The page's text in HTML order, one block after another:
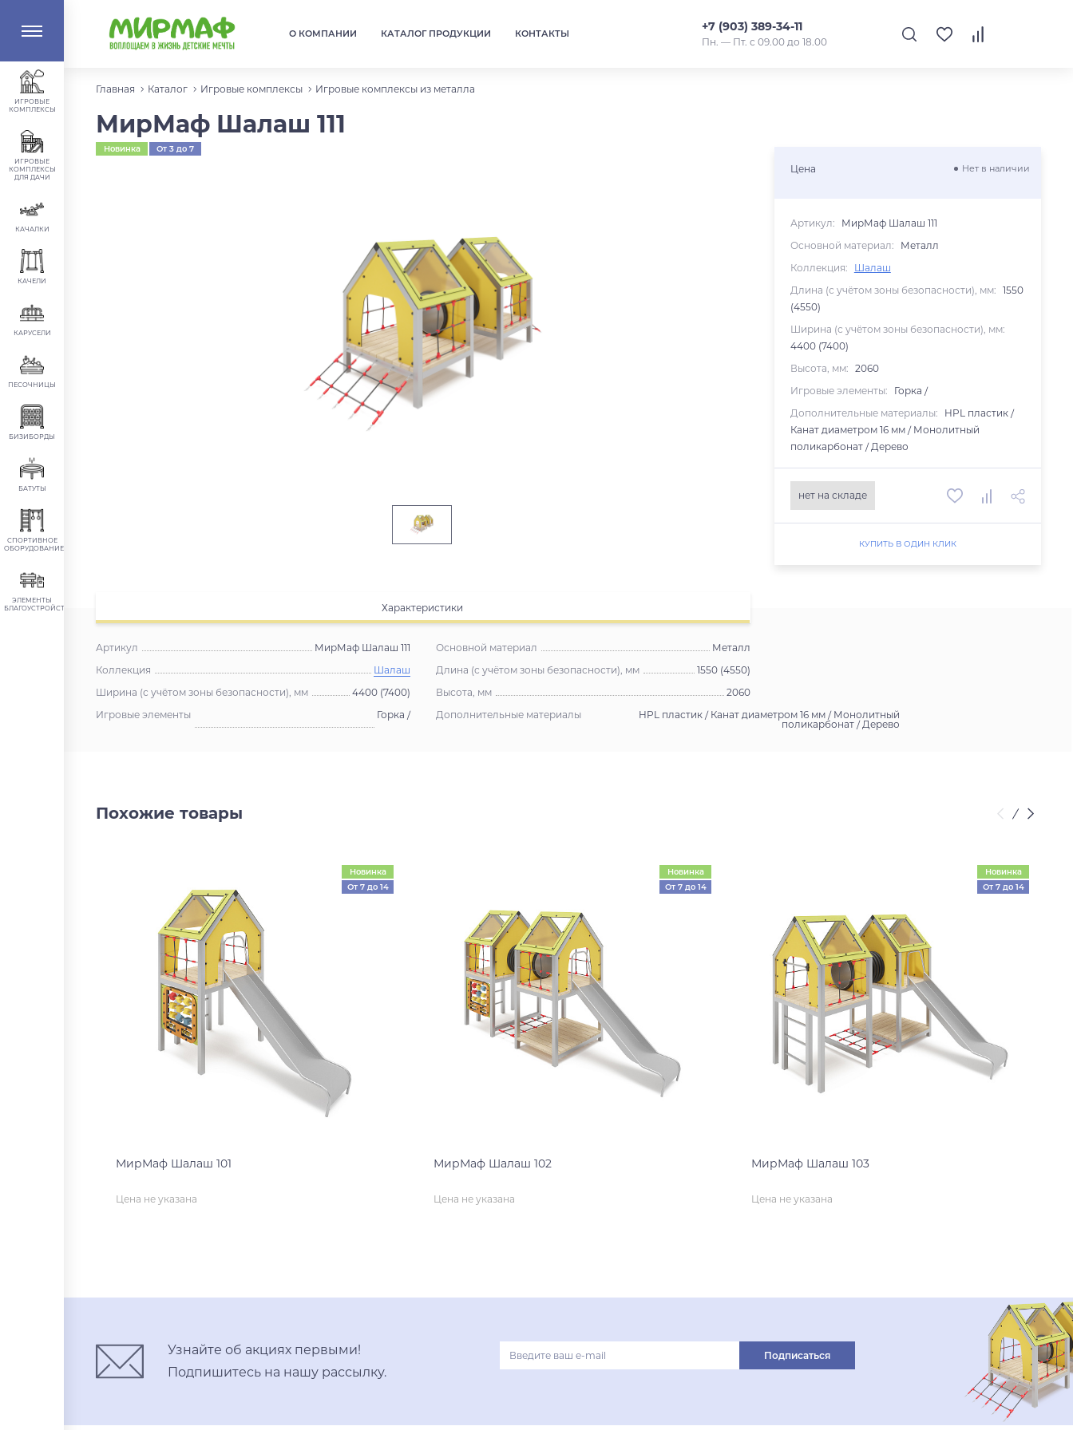
О КОМПАНИИ КАТАЛОГ ПРОДУКЦИИ КОНТАКТЫ +7 (903) 389-34-11
Пн. — Пт. с 09.00 до 18.00
ИГРОВЫЕ
КОМПЛЕКСЫ
ИГРОВЫЕ
КОМПЛЕКСЫ
ДЛЯ ДАЧИ
КАЧАЛКИ
КАЧЕЛИ
КАРУСЕЛИ
ПЕСОЧНИЦЫ
БИЗИБОРДЫ
БАТУТЫ
СПОРТИВНОЕ
ОБОРУДОВАНИЕ
ЭЛЕМЕНТЫ
БЛАГОУСТРОЙСТВА
Главная Каталог Игровые комплексы Игровые комплексы из металла
МирМаф Шалаш 111
Новинка
От 3 до 7
Характеристики
Артикул МирМаф Шалаш 111 Основной материал
Металл
Коллекция
Шалаш Длина (с учётом зоны безопасности), мм
1550 (4550)
Ширина (с учётом зоны безопасности), мм
4400 (7400) Высота, мм
2060
Игровые элементы
Горка / Дополнительные материалы
HPL пластик / Канат диаметром 16 мм / Монолитный
поликарбонат / Дерево
Цена Нет в наличии
Артикул:
МирМаф Шалаш 111
Основной материал:
Металл
Коллекция:
Шалаш
Длина (с учётом зоны безопасности), мм: 1550
(4550)
Ширина (с учётом зоны безопасности), мм:
4400 (7400)
Высота, мм: 2060
Игровые элементы:
Горка /
Дополнительные материалы:
HPL пластик /
Канат диаметром 16 мм / Монолитный
поликарбонат / Дерево
нет на складе
КУПИТЬ В ОДИН КЛИК
Похожие товары
Новинка
От 7 до 14
МирМаф Шалаш 101
Цена не указана
Новинка
От 7 до 14
МирМаф Шалаш 102
Цена не указана
Новинка
От 7 до 14
МирМаф Шалаш 103
Цена не указана
Узнайте об акциях первыми!
Подпишитесь на нашу рассылку.
Подписаться